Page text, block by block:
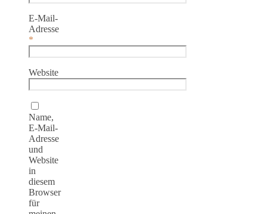
E-Mail-
Adresse
*
Website
Name,
E-Mail-
Adresse
und
Website
in
diesem
Browser
für